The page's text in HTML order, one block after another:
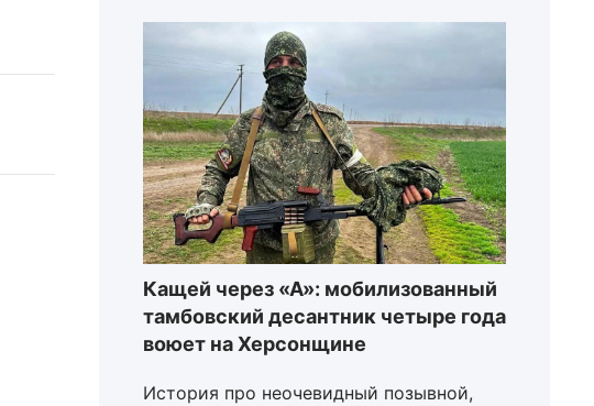
Кащей через «А»: мобилизованный
тамбовский десантник четыре года
воюет на Херсонщине
История про неочевидный позывной,